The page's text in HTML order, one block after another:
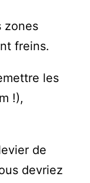
zones
freins.
les
!),
de
devriez